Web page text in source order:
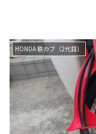
HONDA 鉄カブ（2代目）